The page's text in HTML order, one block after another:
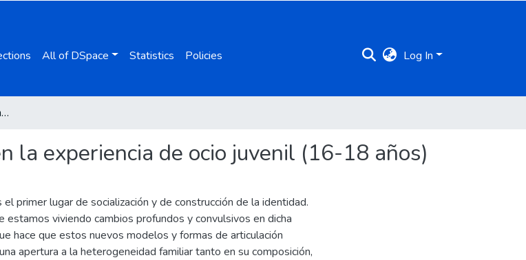
All of DSpace Statistics Policies Log In
Importancia del ámbito familiar en la experiencia de ocio juvenil (16-18 años)
la experiencia de ocio juvenil (16-18 años)
el primer lugar de socialización y de construcción de la identidad.
estamos viviendo cambios profundos y convulsivos en dicha
hace que estos nuevos modelos y formas de articulación
apertura a la heterogeneidad familiar tanto en su composición,